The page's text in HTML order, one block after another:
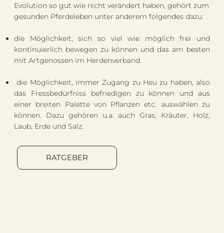
Evolution so gut wie nicht verändert haben, gehört zum
gesunden Pferdeleben unter anderem folgendes dazu:
die Möglichkeit, sich so viel wie möglich frei und
kontinuierlich bewegen zu können und das am besten
mit Artgenossen im Herdenverband.
die Möglichkeit, immer Zugang zu Heu zu haben, also
das Fressbedürfniss befriedigen zu können und aus
einer breiten Palette von Pflanzen etc. auswählen zu
können. Dazu gehören u.a. auch Gras, Kräuter, Holz,
Laub, Erde und Salz.
RATGEBER